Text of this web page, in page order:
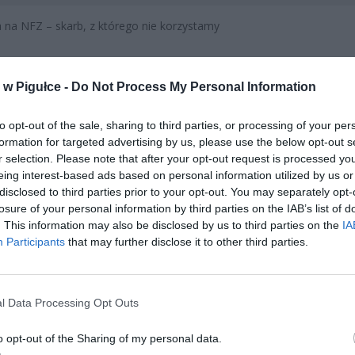
Pigułce - Do Not Process My Personal Information
opt-out of the sale, sharing to third parties, or processing of your
for targeted advertising by us, please use the below opt-out
selection. Please note that after your opt-out request is processed
interest-based ads based on personal information utilized by us
to third parties prior to your opt-out. You may separately
of your personal information by third parties on the IAB’s list of
This information may also be disclosed by us to third parties on the
Participants that may further disclose it to other third parties.
Data Processing Opt Outs
opt-out of the Sharing of my personal data.
na NFZ – skarb, z którego nie korzystamy
przecenił hit do kuchni. Air fryer tańszy aż o 150 zł, a to
2026 16:06
dla milionów polskich rodzin. ZUS wypłacił już 173 mln
wciąż można składać
2026 12:56